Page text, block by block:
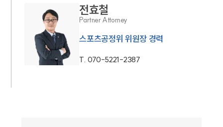
전효철
Partner Attorney
스포츠공정위 위원장 경력
T. 070-5221-2387